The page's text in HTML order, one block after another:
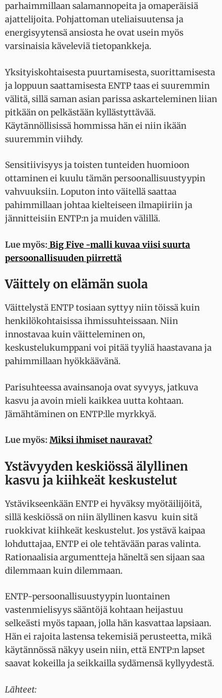
parhaimmillaan salamannopeita ja omaperäisiä
ajattelijoita. Pohjattoman uteliaisuutensa ja
energisyytensä ansiosta he ovat usein myös
varsinaisia käveleviä tietopankkeja.
Yksityiskohtaisesta puurtamisesta, suorittamisesta
ja loppuun saattamisesta ENTP taas ei suuremmin
välitä, sillä saman asian parissa askarteleminen liian
pitkään on pelkästään kyllästyttävää.
Käytännöllisissä hommissa hän ei niin ikään
suuremmin viihdy.
Sensitiivisyys ja toisten tunteiden huomioon
ottaminen ei kuulu tämän persoonallisuustyypin
vahvuuksiin. Loputon into väitellä saattaa
pahimmillaan johtaa kielteiseen ilmapiiriin ja
jännitteisiin ENTP:n ja muiden välillä.
Lue myös: Big Five -malli kuvaa viisi suurta
persoonallisuuden piirrettä
Väittely on elämän suola
Väittelystä ENTP tosiaan syttyy niin töissä kuin
henkilökohtaisissa ihmissuhteissaan. Niin
innostavaa kuin väitteleminen on,
keskustelukumppani voi pitää tyyliä haastavana ja
pahimmillaan hyökkäävänä.
Parisuhteessa avainsanoja ovat syvyys, jatkuva
kasvu ja avoin mieli kaikkea uutta kohtaan.
Jämähtäminen on ENTP:lle myrkkyä.
Lue myös: Miksi ihmiset nauravat?
Ystävyyden keskiössä älyllinen
kasvu ja kiihkeät keskustelut
Ystävikseenkään ENTP ei hyväksy myötäilijöitä,
sillä keskiössä on niin älyllinen kasvu kuin sitä
ruokkivat kiihkeät keskustelut. Jos ystävä kaipaa
lohduttajaa, ENTP ei ole tehtävään paras valinta.
Rationaalisia argumentteja häneltä sen sijaan saa
dilemmaan kuin dilemmaan.
ENTP-persoonallisuustyypin luontainen
vastenmielisyys sääntöjä kohtaan heijastuu
selkeästi myös tapaan, jolla hän kasvattaa lapsiaan.
Hän ei rajoita lastensa tekemisiä perusteetta, mikä
käytännössä näkyy usein niin, että ENTP:n lapset
saavat kokeilla ja seikkailla sydämensä kyllyydestä.
Lähteet: